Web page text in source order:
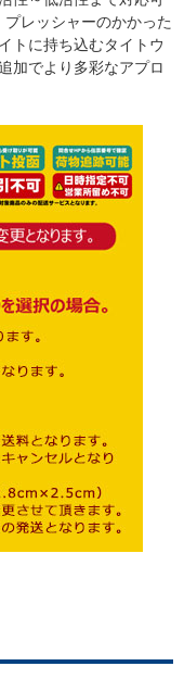
レッシャーのかかった
トに持ち込むタイトウ
加でより多彩なアプロ